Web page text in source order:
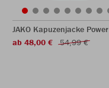
JAKO Kapuzenjacke Power
ab 48,00 €
54,99 €